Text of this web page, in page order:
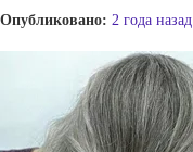
Опубликовано: 2 года назад